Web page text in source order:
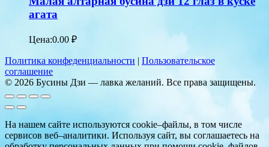
агата
Цена:0.00 ₽
Политика конфеденциальности | Пользовательское
соглашение
© 2026 Бусины Дзи — лавка желаний. Все права защищены.
На нашем сайте используются cookie–файлы, в том числе
сервисов веб–аналитики. Используя сайт, вы соглашаетесь на